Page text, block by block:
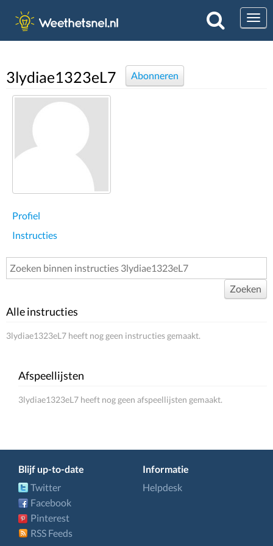
3lydiae1323eL7 Abonneren
Profiel
Instructies
Zoeken
Alle instructies
3lydiae1323eL7 heeft nog geen instructies gemaakt.
Afspeellijsten
3lydiae1323eL7 heeft nog geen afspeellijsten gemaakt.
Blijf up-to-date
Twitter
Facebook
Pinterest
RSS Feeds
Informatie
Helpdesk